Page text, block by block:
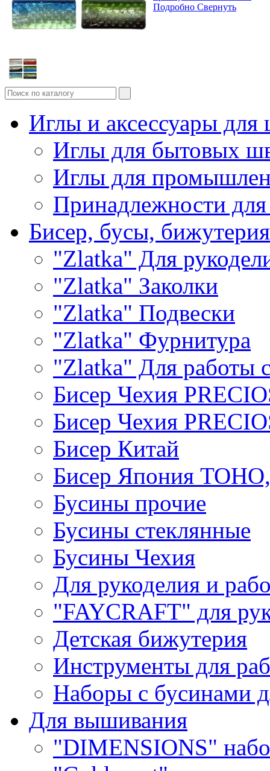
Подробно Свернуть
Иглы и аксессуары
Иглы для бытовых
Иглы для
Принадлежности
Бисер, бусы, бижутерия
"Zlatka" Для
"Zlatka" Заколки
"Zlatka" Подвески
"Zlatka" Фурнитура
"Zlatka" Для работы
Бисер Чехия
Бисер Чехия
Бисер Китай
Бисер Япония
Бусины прочие
Бусины стеклянные
Бусины Чехия
Для рукоделия и
"FAYCRAFT" для
Детская бижутерия
Инструменты для
Наборы с бусинами
Для вышивания
"DIMENSIONS"